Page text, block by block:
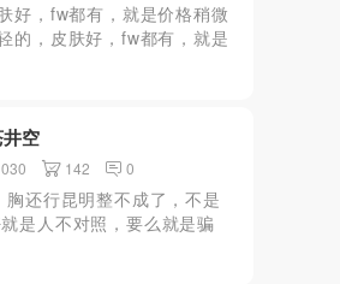
好，fw都有，就是价格稍微
的，皮肤好，fw都有，就是
空
142 0
还行昆明整不成了，不是
是人不对照，要么就是骗
弟弟比较激动，在群里约
激动不起来，跑高新区见